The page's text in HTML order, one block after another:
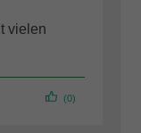
vielen
(0)